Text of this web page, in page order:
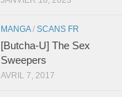
MANGA/ SCANS FR
[Butcha-U] The Sex
Sweepers
AVRIL 7, 2017